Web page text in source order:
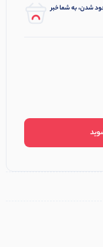
شدن، به شما خبر